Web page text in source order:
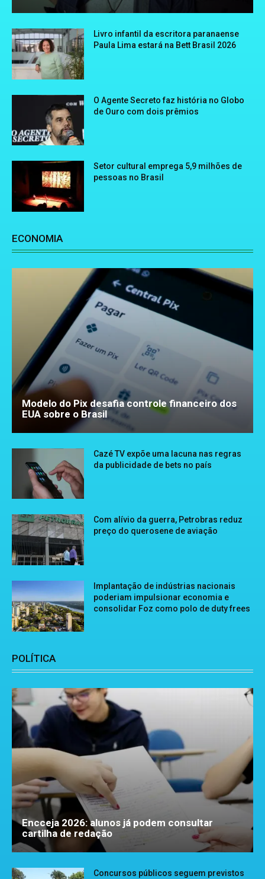
Livro infantil da escritora paranaense
Paula Lima estará na Bett Brasil 2026
O Agente Secreto faz história no Globo
de Ouro com dois prêmios
Setor cultural emprega 5,9 milhões de
pessoas no Brasil
ECONOMIA
Modelo do Pix desafia controle financeiro dos
EUA sobre o Brasil
Cazé TV expõe uma lacuna nas regras
da publicidade de bets no país
Com alívio da guerra, Petrobras reduz
preço do querosene de aviação
Implantação de indústrias nacionais
poderiam impulsionar economia e
consolidar Foz como polo de duty frees
POLÍTICA
Encceja 2026: alunos já podem consultar
cartilha de redação
Concursos públicos seguem previstos